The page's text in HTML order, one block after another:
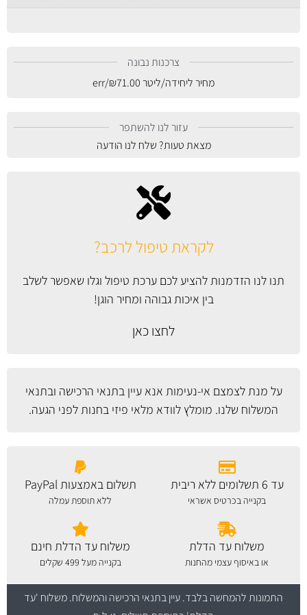
לקראת טיפול לרכב?
תנו לנו הזדמנות להציע לכם ערכת טיפול וגלו שאפשר לשלב
בין איכות גבוהה ומחיר הוגן!
לחצו כאן
על מנת לצמצם אי-נעימות אנא עייןבתנאי הרכישה ובתנאי
המשלוח שלנו. מומלץ לוודא מלאי פיזי בחנות לפני הגעה.
צרכנות נבונה
מחיר ליחידה/ליטר
₪71.00
/err
עזור לנו להשתפר
מצאת טעות? שלח לנו הודעה
עד 6 תשלומים ללא ריבית
בקנייה בכרטיס אשראי
תשלום באמצעות PayPal
ללא תוספת עמלה
משלוח עד הדלת
או באיסוף עצמי מהחנות
משלוח עד הדלת חינם
בקנייה מעל 499 שקלים
התמונות להמחשה בלבד.עיין בתנאי הרכישה והמשלוח. משלוח 'עד